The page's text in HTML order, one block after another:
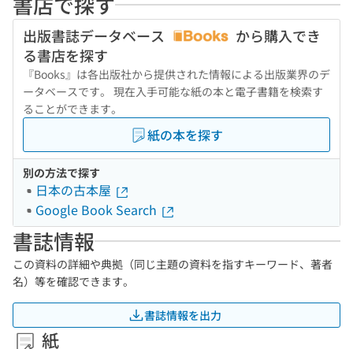
出版書誌データベース
から購入でき
る書店を探す
『Books』は各出版社から提供された情報による出版業界のデ
ータベースです。 現在入手可能な紙の本と電子書籍を検索す
ることができます。
紙の本を探す
別の方法で探す
日本の古本屋
Google Book Search
書誌情報
この資料の詳細や典拠（同じ主題の資料を指すキーワード、著者
名）等を確認できます。
書誌情報を出力
紙